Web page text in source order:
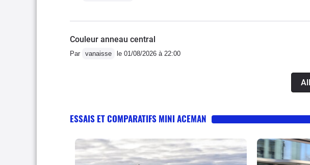
Couleur anneau central
Par vanaisse le 01/08/2026 à 22:00
ESSAIS ET COMPARATIFS MINI ACEMAN